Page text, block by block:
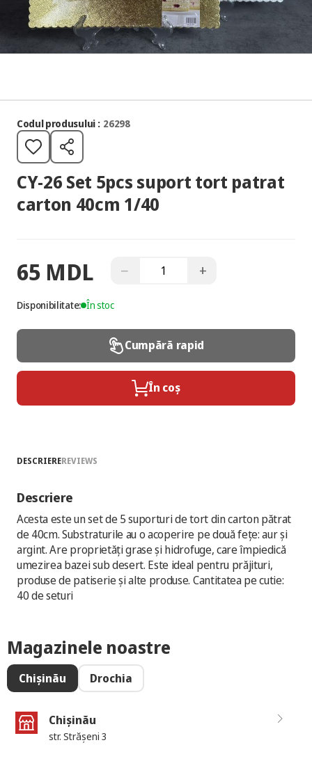
Codul produsului : 26298
CY-26 Set 5pcs suport tort patrat
carton 40cm 1/40
65 MDL − +
Disponibilitate: În stoc
Cumpără rapid
În coș
DESCRIEREREVIEWS
Descriere
Acesta este un set de 5 suporturi de tort din carton pătrat
de 40cm. Substraturile au o acoperire pe două fețe: aur și
argint. Are proprietăți grase și hidrofuge, care împiedică
umezirea bazei sub desert. Este ideal pentru prăjituri,
produse de patiserie și alte produse. Cantitatea pe cutie:
40 de seturi
Magazinele noastre
Chișinău Drochia
Chișinău
str. Strășeni 3